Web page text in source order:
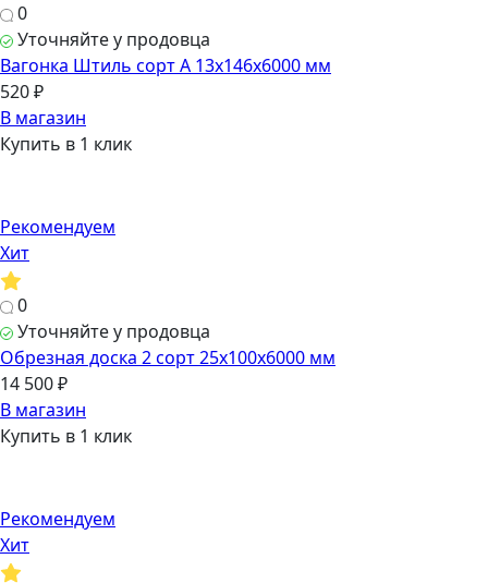
0
Уточняйте у продовца
Вагонка Штиль сорт А 13х146х6000 мм
520 ₽
В магазин
Купить в 1 клик
Рекомендуем
Хит
0
Уточняйте у продовца
Обрезная доска 2 сорт 25х100х6000 мм
14 500 ₽
В магазин
Купить в 1 клик
Рекомендуем
Хит